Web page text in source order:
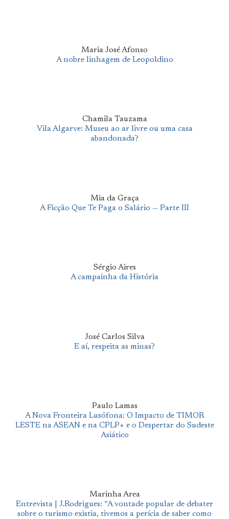
Maria José Afonso
A nobre linhagem de Leopoldino
Chamila Tauzama
Vila Algarve: Museu ao ar livre ou uma casa
abandonada?
Mia da Graça
A Ficção Que Te Paga o Salário — Parte III
Sérgio Aires
A campainha da História
José Carlos Silva
E aí, respeita as minas?
Paulo Lamas
A Nova Fronteira Lusófona: O Impacto de TIMOR
LESTE na ASEAN e na CPLP+ e o Despertar do Sudeste
Asiático
Marinha Area
Entrevista | J.Rodrigues: “A vontade popular de debater
sobre o turismo existia, tivemos a perícia de saber como